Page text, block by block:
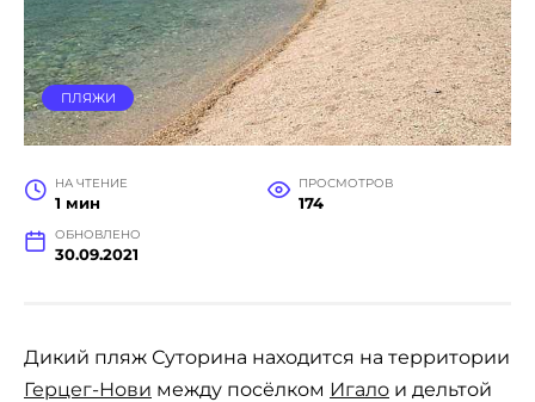
ПЛЯЖИ
НА ЧТЕНИЕ
1 мин
ПРОСМОТРОВ
174
ОБНОВЛЕНО
30.09.2021
Дикий пляж Суторина находится на территории
Герцег-Нови между посёлком Игало и дельтой